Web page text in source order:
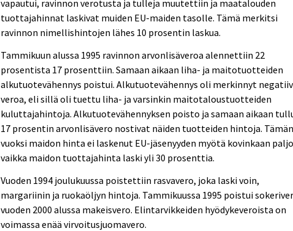
vapautui, ravinnon verotusta ja tulleja muutettiin ja maatalouden
tuottajahinnat laskivat muiden EU-maiden tasolle. Tämä merkitsi
ravinnon nimellishintojen lähes 10 prosentin laskua.
Tammikuun alussa 1995 ravinnon arvonlisäveroa alennettiin 22
prosentista 17 prosenttiin. Samaan aikaan liha- ja maitotuotteiden
alkutuotevähennys poistui. Alkutuotevähennys oli merkinnyt
veroa, eli sillä oli tuettu liha- ja varsinkin maitotaloustuotteiden
kuluttajahintoja. Alkutuotevähennyksen poisto ja samaan aikaan
17 prosentin arvonlisävero nostivat näiden tuotteiden hintoja. Tämän
vuoksi maidon hinta ei laskenut EU-jäsenyyden myötä kovinkaan
vaikka maidon tuottajahinta laski yli 30 prosenttia.
Vuoden 1994 joulukuussa poistettiin rasvavero, joka laski voin,
margariinin ja ruokaöljyn hintoja. Tammikuussa 1995 poistui
vuoden 2000 alussa makeisvero. Elintarvikkeiden hyödykeveroista on
voimassa enää virvoitusjuomavero.